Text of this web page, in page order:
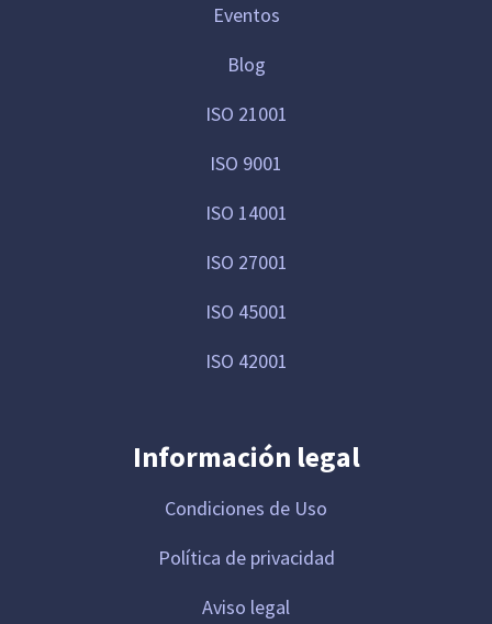
Eventos
Blog
ISO 21001
ISO 9001
ISO 14001
ISO 27001
ISO 45001
ISO 42001
Información legal
Condiciones de Uso
Política de privacidad
Aviso legal